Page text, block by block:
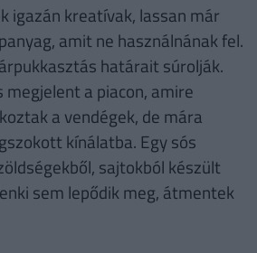
igazán kreatívak, lassan már
amit ne használnának fel.
határait súrolják.
megjelent a piacon, amire
a vendégek, de mára
kínálatba. Egy sós
sajtokból készült
sem lepődik meg, átmentek